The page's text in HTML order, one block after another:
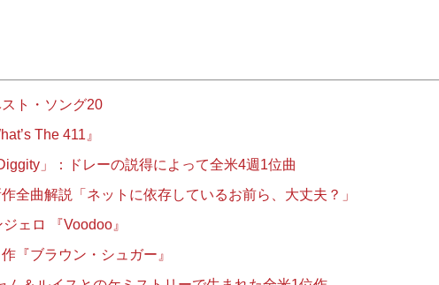
ト・ソング20
The 411』
」：ドレーの説得によって全米4週1位曲
全曲解説「ネットに依存しているお前ら、大丈夫？」
ェロ 『Voodoo』
『ブラウン・シュガー』